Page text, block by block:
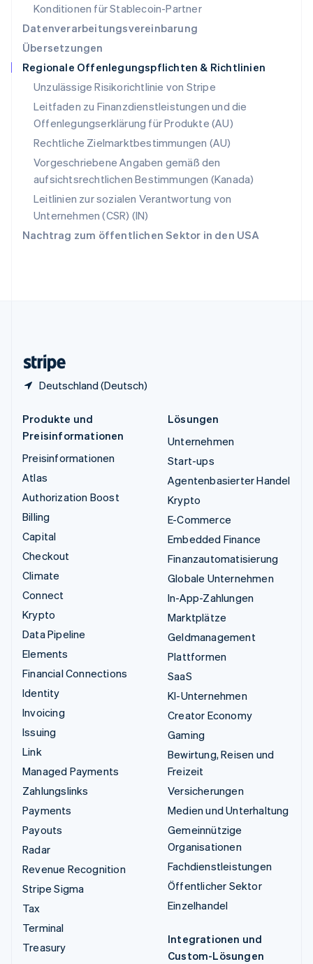
Konditionen für Stablecoin-Partner
Datenverarbeitungsvereinbarung
Übersetzungen
Regionale Offenlegungspflichten & Richtlinien
Unzulässige Risikorichtlinie von Stripe
Leitfaden zu Finanzdienstleistungen und die
Offenlegungserklärung für Produkte (AU)
Rechtliche Zielmarktbestimmungen (AU)
Vorgeschriebene Angaben gemäß den
aufsichtsrechtlichen Bestimmungen (Kanada)
Leitlinien zur sozialen Verantwortung von
Unternehmen (CSR) (IN)
Nachtrag zum öffentlichen Sektor in den USA
Deutschland (Deutsch)
Singapur
Slowakei
English
Slowenien
English Italiano
Sonderverwaltungsregion Hongkong,
China
English简体中文
Spanien
Thailand
ไทยEnglish
Tschechische Republik
English
English
Produkte und
Preisinformationen
Preisinformationen
Atlas
Authorization Boost
Billing
Capital
Checkout
Climate
Connect
Krypto
Data Pipeline
Elements
Financial Connections
Identity
Invoicing
Issuing
Link
Managed Payments
Zahlungslinks
Payments
Payouts
Radar
Revenue Recognition
Stripe Sigma
Tax
Terminal
Treasury
Lösungen
Unternehmen
Start-ups
Agentenbasierter Handel
Krypto
E-Commerce
Embedded Finance
Finanzautomatisierung
Globale Unternehmen
In-App-Zahlungen
Marktplätze
Geldmanagement
Plattformen
SaaS
KI-Unternehmen
Creator Economy
Gaming
Bewirtung, Reisen und
Freizeit
Versicherungen
Medien und Unterhaltung
Gemeinnützige
Organisationen
Fachdienstleistungen
Öffentlicher Sektor
Einzelhandel
Integrationen und
Custom-Lösungen